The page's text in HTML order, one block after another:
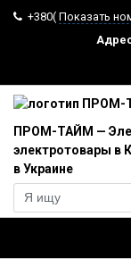
+380( Показать
ПРОМ-ТАЙМ —
электротовары в
в Украине